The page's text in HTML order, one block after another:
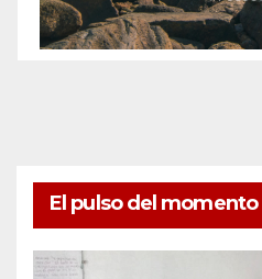
El pulso del momento